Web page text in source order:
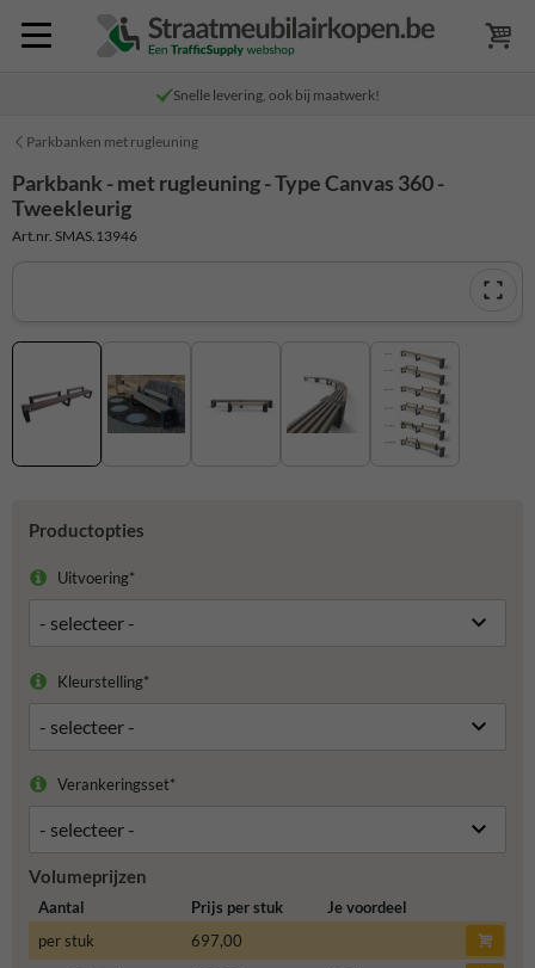
Snelle levering, ook bij maatwerk!
Parkbanken met rugleuning
Parkbank - met rugleuning - Type Canvas 360 -
Tweekleurig
Art.nr. SMAS.13946
Productopties
Uitvoering*
Kleurstelling*
Verankeringsset*
Volumeprijzen
Aantal Prijs per stuk
Je voordeel
per stuk
697,00